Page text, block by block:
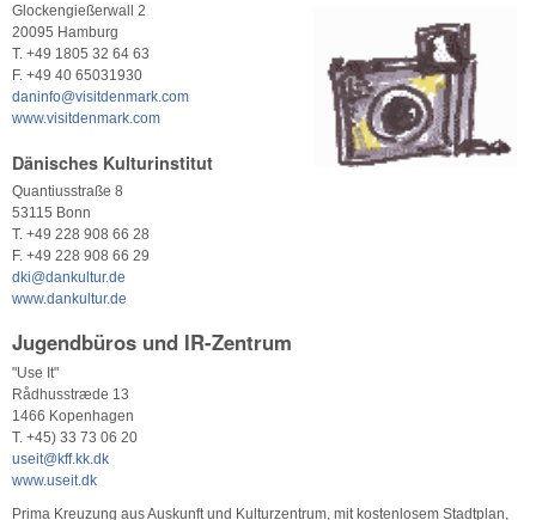
Glockengießerwall 2
20095 Hamburg
T. +49 1805 32 64 63
F. +49 40 65031930
daninfo@visitdenmark.com
www.visitdenmark.com
Dänisches Kulturinstitut
Quantiusstraße 8
53115 Bonn
T. +49 228 908 66 28
F. +49 228 908 66 29
dki@dankultur.de
www.dankultur.de
Jugendbüros und IR-Zentrum
"Use It"
Rådhusstræde 13
1466 Kopenhagen
T. +45) 33 73 06 20
useit@kff.kk.dk
www.useit.dk
Prima Kreuzung aus Auskunft und Kulturzentrum, mit kostenlosem Stadtplan,